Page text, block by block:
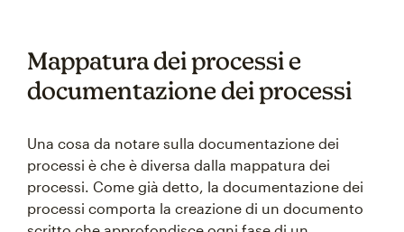
Mappatura dei processi e
documentazione dei processi
Una cosa da notare sulla documentazione dei
processi è che è diversa dalla mappatura dei
processi. Come già detto, la documentazione dei
processi comporta la creazione di un documento